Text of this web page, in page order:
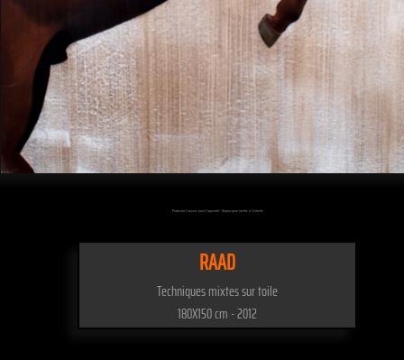
Passez sur l'oeuvre pour l'agrandir - Cliquez pour mettre à l'échelle
RAAD
Techniques mixtes sur toile
180X150 cm - 2012